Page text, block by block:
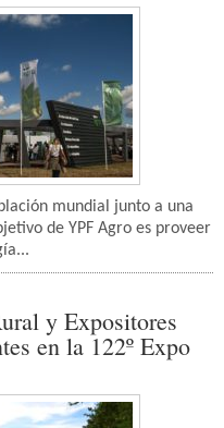
mundial junto a una
de YPF Agro es proveer
y Expositores
en la 122º Expo